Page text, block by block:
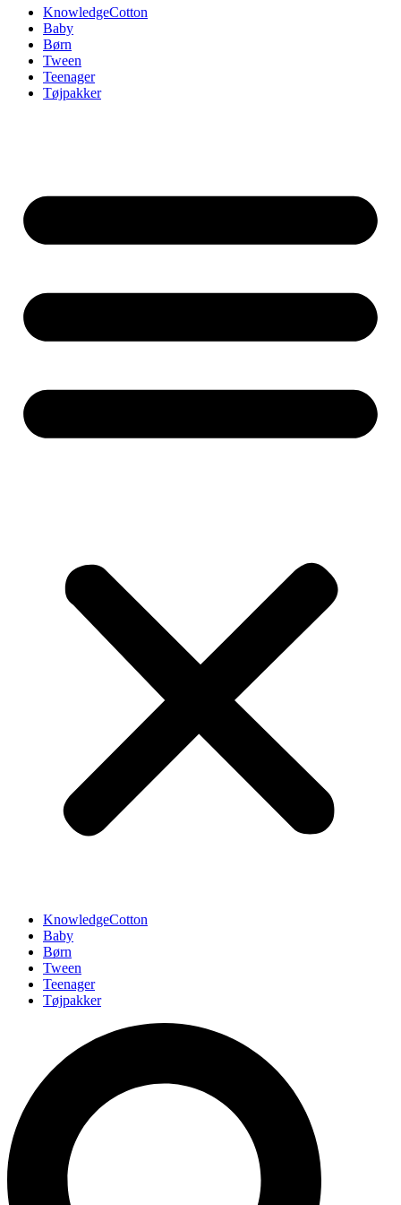
KnowledgeCotton
Baby
Børn
Tween
Teenager
Tøjpakker
KnowledgeCotton
Baby
Børn
Tween
Teenager
Tøjpakker